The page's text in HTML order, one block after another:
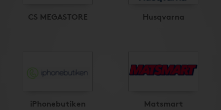
CS MEGASTORE Husqvarna
iPhonebutiken Matsmart